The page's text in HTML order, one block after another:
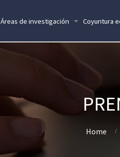
Áreas de investigación Coyuntura
Home